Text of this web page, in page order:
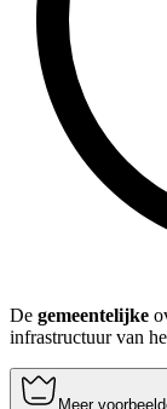
De gemeentelijke
infrastructuur van
Meer